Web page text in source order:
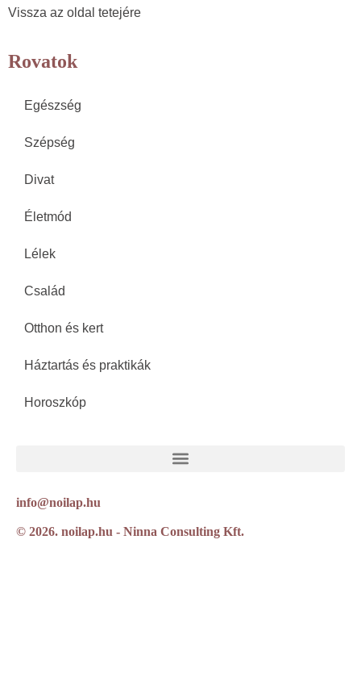
Vissza az oldal tetejére
Rovatok
Egészség
Szépség
Divat
Életmód
Lélek
Család
Otthon és kert
Háztartás és praktikák
Horoszkóp
info@noilap.hu
© 2026. noilap.hu - Ninna Consulting Kft.